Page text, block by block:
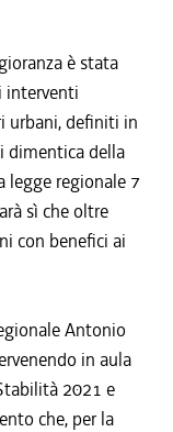
è stata
interventi
urbani, definiti in
dimentica della
legge regionale 7
sì che oltre
con benefici ai
Antonio
in aula
2021 e
che, per la